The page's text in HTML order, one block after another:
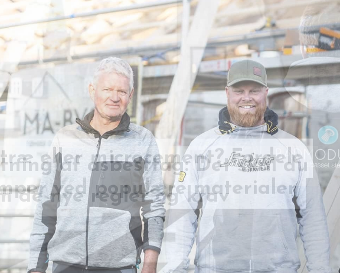
af asbesttag: Det skal du
de nye regler og krav
eller microcement? Fordele
ved populære materialer